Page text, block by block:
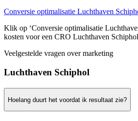
Conversie optimalisatie Luchthaven
Klik op ‘Conversie optimalisatie
kosten voor een CRO Luchthaven
Veelgestelde vragen over marketing
Luchthaven Schiphol
Hoelang duurt het voordat ik resultaat zie?